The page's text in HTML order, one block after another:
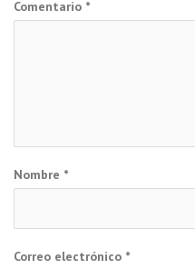
Comentario *
Nombre *
Correo electrónico *